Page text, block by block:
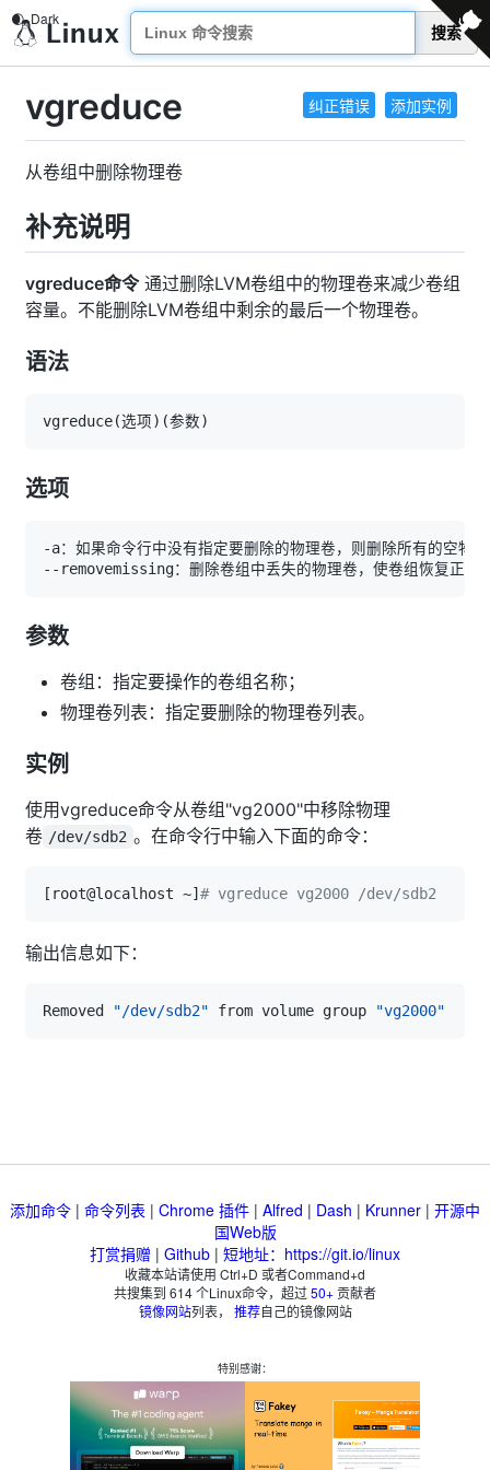
搜索
纠正错误 添加实例
vgreduce
从卷组中删除物理卷
补充说明
vgreduce命令通过删除LVM卷组中的物理卷来减少卷组
容量。不能删除LVM卷组中剩余的最后一个物理卷。
语法
vgreduce(选项) (参数)
选项
参数
卷组：指定要操作的卷组名称；
物理卷列表：指定要删除的物理卷列表。
实例
使用vgreduce命令从卷组"vg2000"中移除物理
卷 /dev/sdb2 。在命令行中输入下面的命令：
[ root@localhost ~] # vgreduce vg2000 /dev/sdb2    #将
输出信息如下：
Removed "/dev/sdb2" from volume group "vg2000"
添加命令 | 命令列表 | Chrome 插件 | Alfred | Dash | Krunner | 开源中
国Web版
打赏捐赠 | Github | 短地址：https://git.io/linux
收藏本站请使用 Ctrl+D 或者Command+d
共搜集到 614个Linux命令，超过50+贡献者
镜像网站列表， 推荐自己的镜像网站
特别感谢：